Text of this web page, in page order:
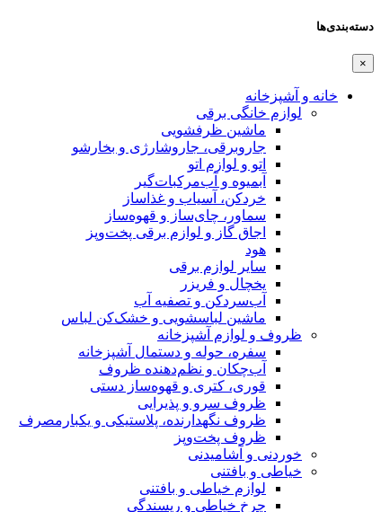
دسته‌بندی‌ها
×
خانه و آشپزخانه
لوازم خانگی برقی
ماشین ظرفشویی
جاروبرقی، جاروشارژی و بخارشو
اتو و لوازم اتو
آبمیوه و آب‌مرکبات‌گیر
خردکن، آسیاب و غذاساز
سماور، چای‌ساز و قهوه‌ساز
اجاق گاز و لوازم برقی پخت‌وپز
هود
سایر لوازم برقی
یخچال و فریزر
آب‌سردکن و تصفیه آب
ماشین لباسشویی و خشک‌کن لباس
ظروف و لوازم آشپزخانه
سفره، حوله و دستمال آشپزخانه
آب‌چکان و نظم‌دهنده ظروف
قوری، کتری و قهوه‌ساز دستی
ظروف سرو و پذیرایی
ظروف نگهدارنده، پلاستیکی و یکبارمصرف
ظروف پخت‌وپز
خوردنی و آشامیدنی
خیاطی و بافتنی
لوازم خیاطی و بافتنی
چرخ خیاطی و ریسندگی